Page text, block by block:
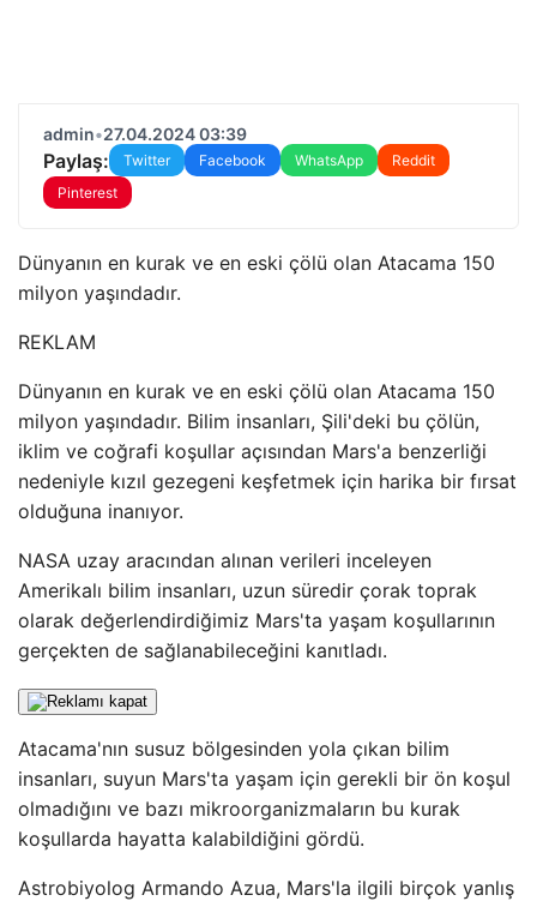
admin•27.04.2024 03:39
Paylaş: Twitter Facebook WhatsApp
Reddit
Pinterest
Dünyanın en kurak ve en eski çölü olan Atacama 150
milyon yaşındadır.
REKLAM
Dünyanın en kurak ve en eski çölü olan Atacama 150
milyon yaşındadır. Bilim insanları, Şili'deki bu çölün,
iklim ve coğrafi koşullar açısından Mars'a benzerliği
nedeniyle kızıl gezegeni keşfetmek için harika bir fırsat
olduğuna inanıyor.
NASA uzay aracından alınan verileri inceleyen
Amerikalı bilim insanları, uzun süredir çorak toprak
olarak değerlendirdiğimiz Mars'ta yaşam koşullarının
gerçekten de sağlanabileceğini kanıtladı.
Atacama'nın susuz bölgesinden yola çıkan bilim
insanları, suyun Mars'ta yaşam için gerekli bir ön koşul
olmadığını ve bazı mikroorganizmaların bu kurak
koşullarda hayatta kalabildiğini gördü.
Astrobiyolog Armando Azua, Mars'la ilgili birçok yanlış